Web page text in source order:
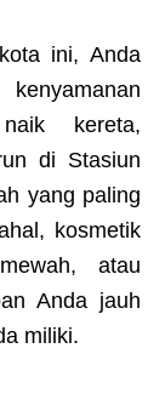
ini, Anda
kereta,
di Stasiun
yang paling
kosmetik
atau
Anda jauh
miliki.